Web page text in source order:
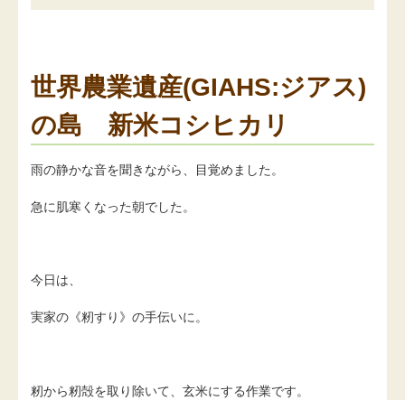
世界農業遺産(GIAHS:ジアス)
の島 新米コシヒカリ
雨の静かな音を聞きながら、目覚めました。
急に肌寒くなった朝でした。
今日は、
実家の《籾すり》の手伝いに。
籾から籾殻を取り除いて、玄米にする作業です。